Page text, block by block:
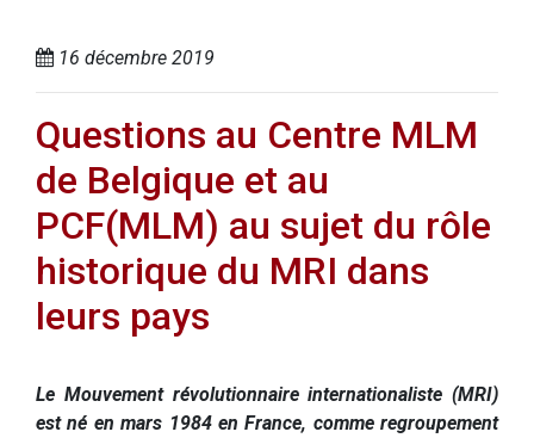
16 décembre 2019
Questions au Centre MLM
de Belgique et au
PCF(MLM) au sujet du rôle
historique du MRI dans
leurs pays
Le Mouvement révolutionnaire internationaliste (MRI)
est né en mars 1984 en France, comme regroupement